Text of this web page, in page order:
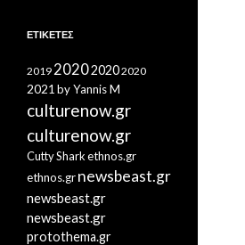
ΕΤΙΚΈΤΕΣ
2019202020202020
2021 by Yannis M
culturenow.gr
culturenow.gr
Cutty Sharkethnos.gr
ethnos.grnewsbeast.gr
newsbeast.gr
newsbeast.gr
protothema.gr